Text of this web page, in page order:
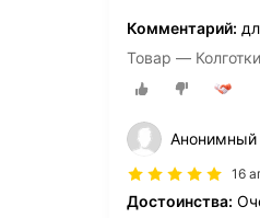
Комментарий:
Товар —
Анонимный
16
Достоинства: